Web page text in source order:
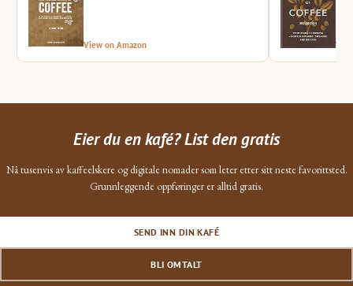
View on Amazon
Eier du en kafé? List den gratis
Nå tusenvis av kaffeelskere og digitale nomader som leter etter sitt neste favorittsted.
Grunnleggende oppføringer er alltid gratis.
SEND INN DIN KAFÉ
BLI OMTALT